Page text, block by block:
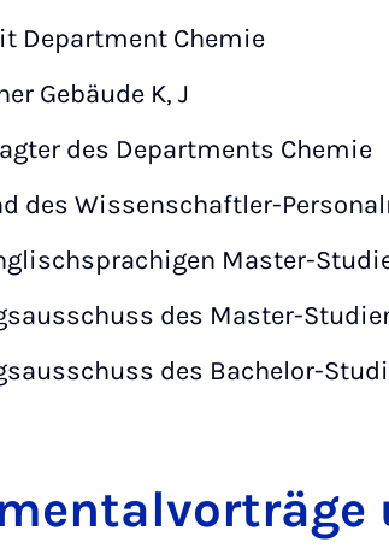
Department Chemie
Gebäude K, J
des Departments Chemie
des Wissenschaftler-
Master-
des Master-
des Bachelor-